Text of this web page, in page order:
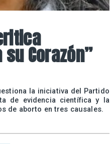
Corazón”
la iniciativa del Partido
de evidencia científica y la
de aborto en tres causales.